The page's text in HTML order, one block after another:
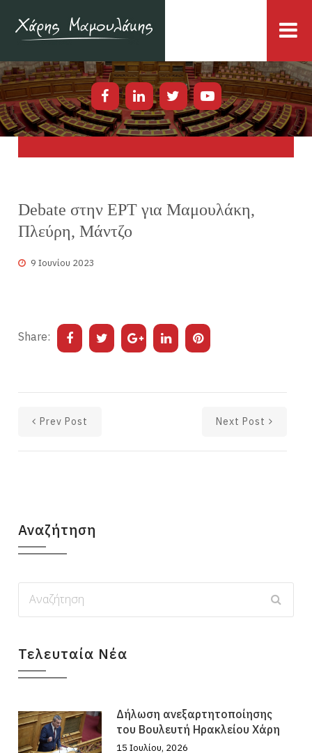
Debate στην ΕΡΤ για Μαμουλάκη,
Πλεύρη, Μάντζο
9 Ιουνίου 2023
Share:
Prev Post Next Post
Αναζήτηση
Τελευταία Νέα
Δήλωση ανεξαρτητοποίησης
του Βουλευτή Ηρακλείου Χάρη
15 Ιουλίου, 2026